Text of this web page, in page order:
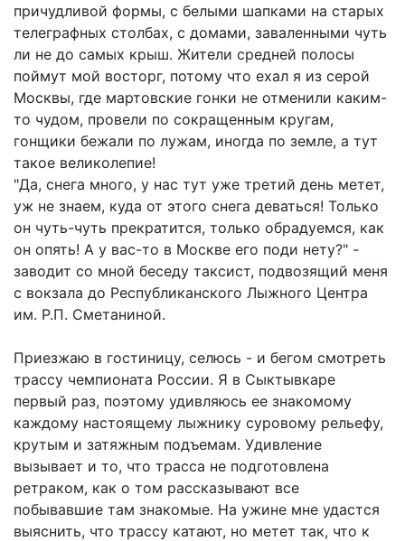
причудливой формы, с белыми шапками на старых
телеграфных столбах, с домами, заваленными чуть
ли не до самых крыш. Жители средней полосы
поймут мой восторг, потому что ехал я из серой
Москвы, где мартовские гонки не отменили каким-
то чудом, провели по сокращенным кругам,
гонщики бежали по лужам, иногда по земле, а тут
такое великолепие!
"Да, снега много, у нас тут уже третий день метет,
уж не знаем, куда от этого снега деваться! Только
он чуть-чуть прекратится, только обрадуемся, как
он опять! А у вас-то в Москве его поди нету?" -
заводит со мной беседу таксист, подвозящий меня
с вокзала до Республиканского Лыжного Центра
им. Р.П. Сметаниной.
Приезжаю в гостиницу, селюсь - и бегом смотреть
трассу чемпионата России. Я в Сыктывкаре
первый раз, поэтому удивляюсь ее знакомому
каждому настоящему лыжнику суровому рельефу,
крутым и затяжным подъемам. Удивление
вызывает и то, что трасса не подготовлена
ретраком, как о том рассказывают все
побывавшие там знакомые. На ужине мне удастся
выяснить, что трассу катают, но метет так, что к